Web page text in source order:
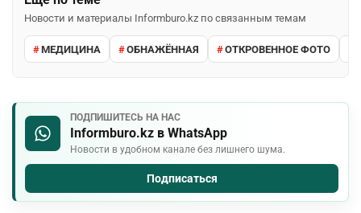
Новости и материалы Informburo.kz по связанным темам
МЕДИЦИНА ОБНАЖЁННАЯ ОТКРОВЕННОЕ ФОТО
ПОДПИШИТЕСЬ НА НАС
Informburo.kz в WhatsApp
Новости в удобном канале без лишнего шума.
Подписаться